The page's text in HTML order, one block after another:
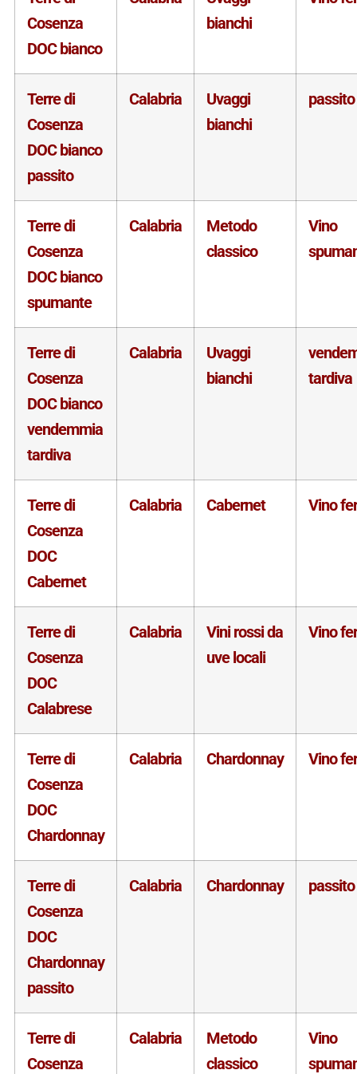
Cosenza
DOC bianco
bianchi
Terre di
Cosenza
DOC bianco
passito
Calabria
Uvaggi
bianchi
passito
Terre di
Cosenza
DOC bianco
spumante
Calabria
Metodo
classico
Vino
Terre di
Cosenza
DOC bianco
vendemmia
tardiva
Calabria
Uvaggi
bianchi
tardiva
Terre di
Cosenza
DOC
Cabernet
Calabria Cabernet Vino
Terre di
Cosenza
DOC
Calabrese
Calabria
Vini rossi da
uve locali
Vino
Terre di
Cosenza
DOC
Chardonnay
Calabria Chardonnay Vino
Terre di
Cosenza
DOC
Chardonnay
passito
Calabria Chardonnay passito
Terre di
Cosenza
Calabria
Metodo
classico
Vino